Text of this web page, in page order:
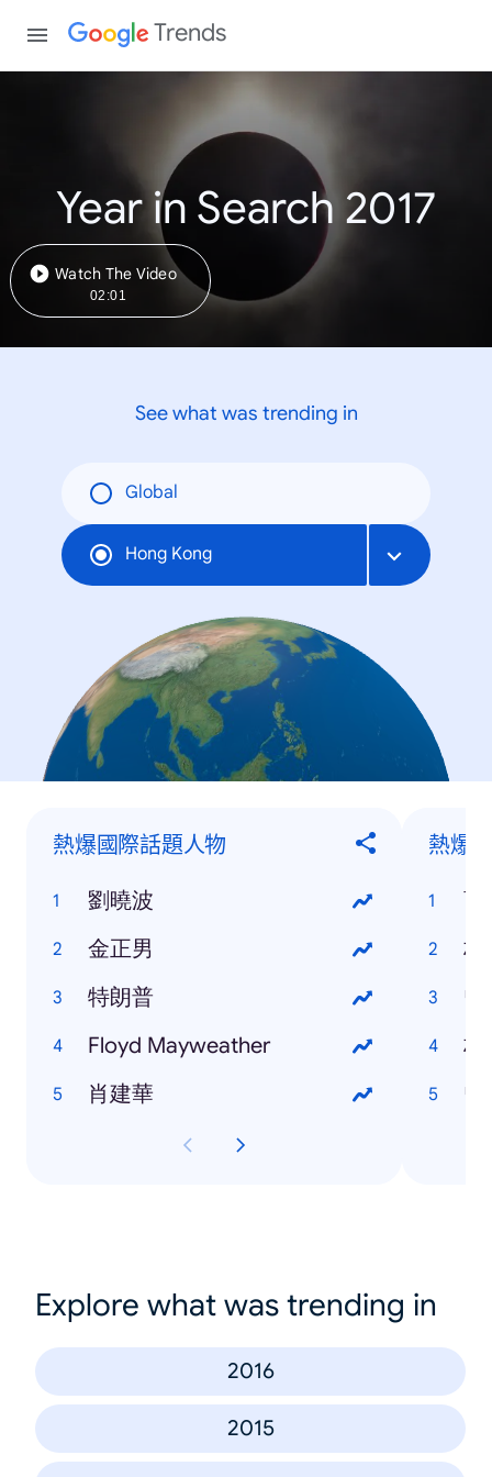
Trends
Year in Search 2017
Watch The Video
02:01
See what was trending in
Global
Hong Kong
熱爆國際話題人物
劉曉波
金正男
特朗普
Floyd Mayweather
肖建華
熱爆
曹
林
曾
林
曾
Explore what was trending in
2016
2015